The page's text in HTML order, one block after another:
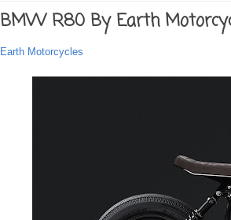
BMW R80 By Earth
Earth Motorcycles